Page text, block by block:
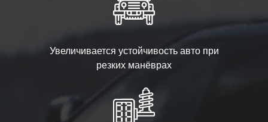
Увеличивается устойчивость авто при
резких манёврах